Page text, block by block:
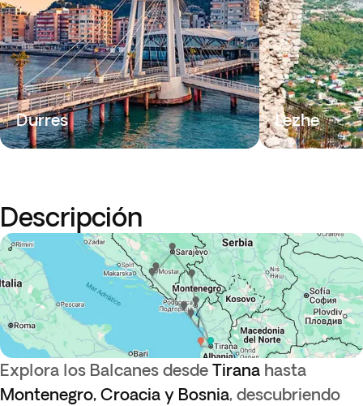
Durres Lezhe
Descripción
Explora los Balcanes desde Tirana hasta
Montenegro, Croacia y Bosnia, descubriendo